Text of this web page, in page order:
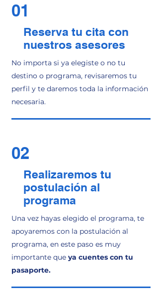
01
Reserva tu cita con
nuestros asesores
No importa si ya elegiste o no tu
destino o programa, revisaremos tu
perfil y te daremos toda la información
necesaria.
02
Realizaremos tu
postulación al
programa
Una vez hayas elegido el programa, te
apoyaremos con la postulación al
programa, en este paso es muy
importante que ya cuentes con tu
pasaporte.